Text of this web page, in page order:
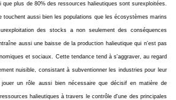
que plus de 80% des ressources halieutiques sont surexploitées.
touchent aussi bien les populations que les écosystèmes marins
des stocks a non seulement des conséquences
aussi une baisse de la production halieutique qui n'est pas
et sociaux. Cette tendance tend à s'aggraver, au regard
nuisible, consistant à subventionner les industries pour leur
un rôle aussi bien nécessaire que décisif en matière de
halieutiques à travers le contrôle d'une des principales